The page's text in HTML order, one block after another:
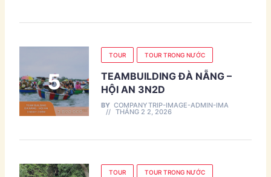
TOUR TOUR TRONG NƯỚC
TEAMBUILDING ĐÀ NẴNG –
HỘI AN 3N2D
BY COMPANYTRIP-IMAGE-ADMIN-IMA
THÁNG 2 2, 2026
TOUR TOUR TRONG NƯỚC